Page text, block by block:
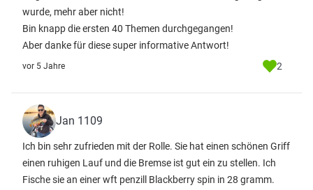
wurde, mehr aber nicht!
Bin knapp die ersten 40 Themen durchgegangen!
Aber danke für diese super informative Antwort!
vor 5 Jahre 2
Jan 1109
Ich bin sehr zufrieden mit der Rolle. Sie hat einen schönen Griff
einen ruhigen Lauf und die Bremse ist gut ein zu stellen. Ich
Fische sie an einer wft penzill Blackberry spin in 28 gramm.